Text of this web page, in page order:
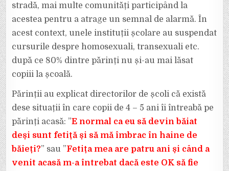
ÎMBRĂCAT
ÎN
FRATELUI
EI”
stradă, mai multe comunități participând la
acestea pentru a atrage un semnal de alarmă. În
acest context, unele instituții școlare au suspendat
cursurile despre homosexuali, transexuali etc.
după ce 80% dintre părinți nu și-au mai lăsat
copiii la școală.
Părinții au explicat directorilor de școli că există
dese situații în care copii de 4 – 5 ani îi întreabă pe
părinți acasă: ”E normal ca eu să devin băiat
deși sunt fetiță și să mă îmbrac în haine de
băieți?” sau ”Fetița mea are patru ani și când a
venit acasă m-a întrebat dacă este OK să fie